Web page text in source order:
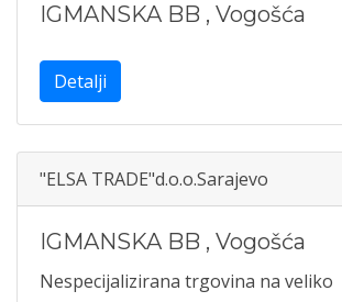
IGMANSKA BB , Vogošća
Detalji
"ELSA TRADE"d.o.o.Sarajevo
IGMANSKA BB , Vogošća
Nespecijalizirana trgovina na veliko